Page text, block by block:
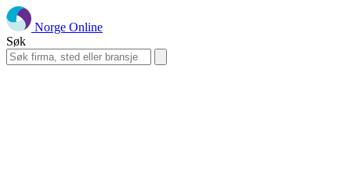
Norge Online
Søk